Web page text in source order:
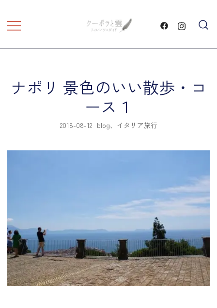
フィレンツェガイド・クーポ
ナポリ 景色のいい散歩・コ
ース１
2018-08-12 blog、 イタリア旅行